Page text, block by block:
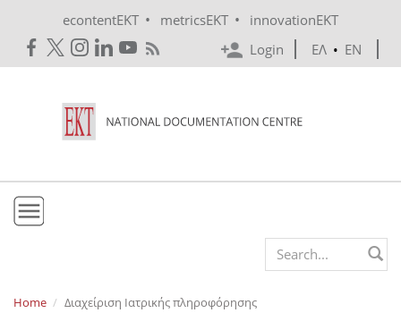
econtentEKT • metricsEKT •
innovationEKT
Login
ΕΛ • EN
Mission & Vision
Search form
Home Διαχείριση Ιατρικής πληροφόρησης